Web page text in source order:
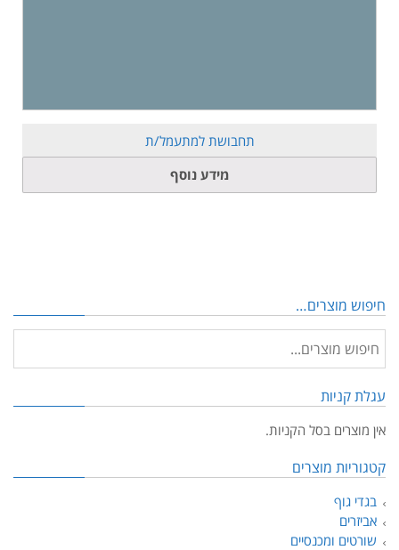
תחבושת למתעמל/ת
מידע נוסף
חיפוש מוצרים…
עגלת קניות
אין מוצרים בסל הקניות.
קטגוריות מוצרים
בגדי גוף
אביזרים
שורטים ומכנסיים